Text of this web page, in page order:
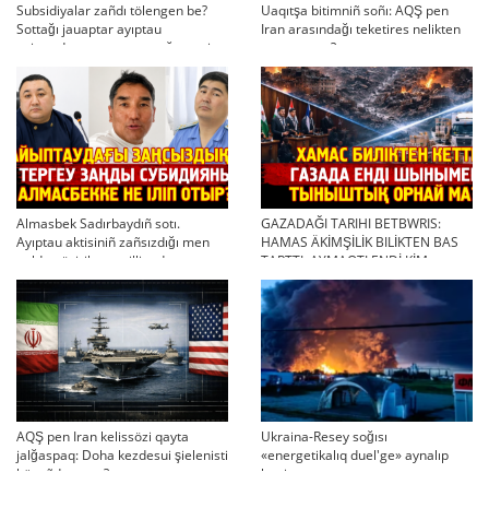
Subsidiyalar zañdı tölengen be?
Sottağı jauaptar ayıptau
twjırımdarın qayta qarauğa negiz
bola ala ma?
Uaqıtşa bitimniñ soñı: AQŞ pen
Iran arasındağı teketires nelikten
qayta uşıqtı?
Almasbek Sadırbaydıñ sotı.
Ayıptau aktisiniñ zañsızdığı men
qoldan ösirilgen milliondar
GAZADAĞI TARIHI BETBWRIS:
HAMAS ÄKİMŞİLİK BILİKTEN BAS
TARTTI. AYMAQTI ENDİ KİM
BASQARADI?
AQŞ pen Iran kelissözi qayta
jalğaspaq: Doha kezdesui şielenisti
bäseñdete me?
Ukraina-Resey soğısı
«energetikalıq duel'ge» aynalıp
ketti